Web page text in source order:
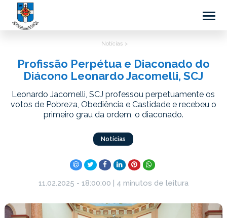
Notícias >
Profissão Perpétua e Diaconado do
Diácono Leonardo Jacomelli, SCJ
Leonardo Jacomelli, SCJ professou perpetuamente os
votos de Pobreza, Obediência e Castidade e recebeu o
primeiro grau da ordem, o diaconado.
Notícias
11.02.2025 - 18:00:00 | 4 minutos de leitura